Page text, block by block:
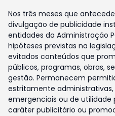
Nos três meses que
divulgação de publicidade
entidades da Administração
hipóteses previstas na
evitados conteúdos que
públicos, programas, obras,
gestão. Permanecem
estritamente administrativas,
emergenciais ou de
caráter publicitário ou